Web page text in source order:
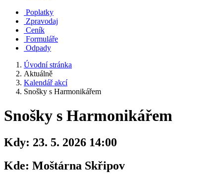
Poplatky
Zpravodaj
Ceník
Formuláře
Odpady
Úvodní stránka
Aktuálně
Kalendář akcí
Snošky s Harmonikářem
Snošky s Harmonikářem
Kdy: 23. 5. 2026 14:00
Kde: Moštárna Skřipov